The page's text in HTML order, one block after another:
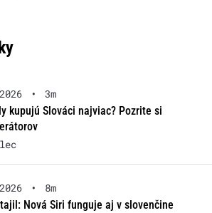
•
3m
kupujú Slováci najviac? Pozrite si
•
8m
Nová Siri funguje aj v slovenčine